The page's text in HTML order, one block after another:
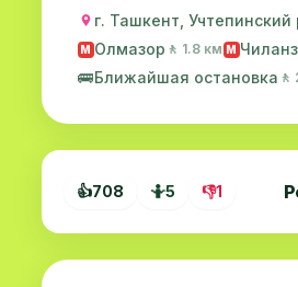
г. Ташкент,
M Олмазор 🚶 1.8 км M
🚌Ближайшая остановка 🚶
👍708 🤷5 👎1